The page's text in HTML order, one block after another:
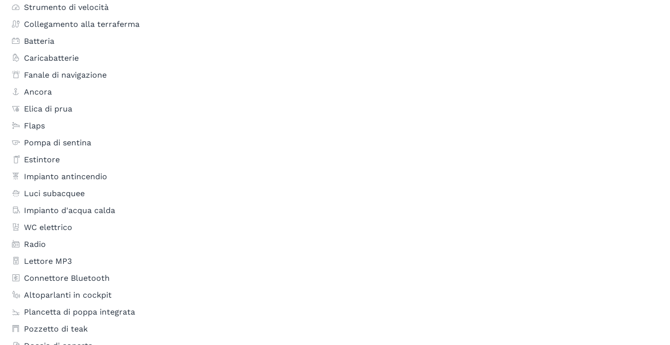
Strumento di velocità
Collegamento alla terraferma
Batteria
Caricabatterie
Fanale di navigazione
Ancora
Elica di prua
Flaps
Pompa di sentina
Estintore
Impianto antincendio
Luci subacquee
Impianto d'acqua calda
WC elettrico
Radio
Lettore MP3
Connettore Bluetooth
Altoparlanti in cockpit
Plancetta di poppa integrata
Pozzetto di teak